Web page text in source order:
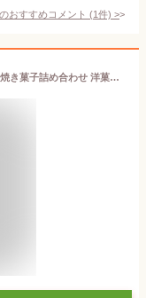
おすすめコメント (1件) >
ルショコラ〜ショコラの気持ち〜10個入り焼き菓子詰め合わせ 洋菓子 ギフト プレゼント 人気 おすすめ お中元 菓子折り お返し 暑中見舞い 出産内祝い 結婚内祝い 御供 香典返し おすすめ おいしい チョコレート